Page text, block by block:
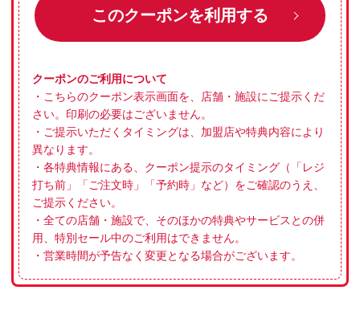
このクーポンを利用する
クーポンのご利用について
・こちらのクーポン表示画面を、店舗・施設にご提示くだ
さい。印刷の必要はございません。
・ご提示いただくタイミングは、加盟店や特典内容により
異なります。
・各特典情報にある、クーポン提示のタイミング（「レジ
打ち前」「ご注文時」「予約時」など）をご確認のうえ、
ご提示ください。
・全ての店舗・施設で、そのほかの特典やサービスとの併
用、特別セール中のご利用はできません。
・営業時間が予告なく変更となる場合がございます。